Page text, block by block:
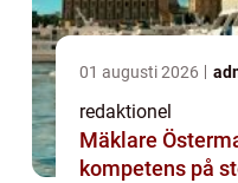
01 augusti 2026
redaktionel
Mäklare Östermalm så hittar
kompetens på